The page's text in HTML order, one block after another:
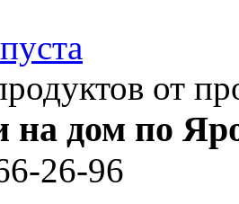
от
на дом по
26-96